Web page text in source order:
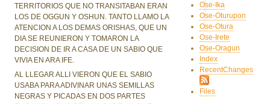
TERRITORIOS QUE NO TRANSITABAN ERAN
LOS DE OGGUN Y OSHUN. TANTO LLAMO LA
ATENCION A LOS DEMAS ORISHAS, QUE UN
DIA SE REUNIERON Y TOMARON LA
DECISION DE IR A CASA DE UN SABIO QUE
VIVIA EN ARA IFE.
AL LLEGAR ALLI VIERON QUE EL SABIO
USABA PARA ADIVINAR UNAS SEMILLAS
NEGRAS Y PICADAS EN DOS PARTES
Ose-Ika
Ose-Oturupon
Ose-Otura
Ose-Irete
Ose-Oragun
Index
RecentChanges
Files